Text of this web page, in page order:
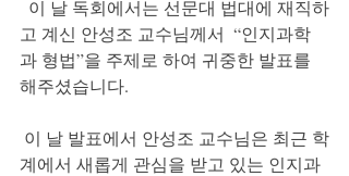
고 계신 안성조 교수님께서  “인지과학
과 형법”을 주제로 하여 귀중한 발표를
해주셨습니다.
계에서 새롭게 관심을 받고 있는 인지과